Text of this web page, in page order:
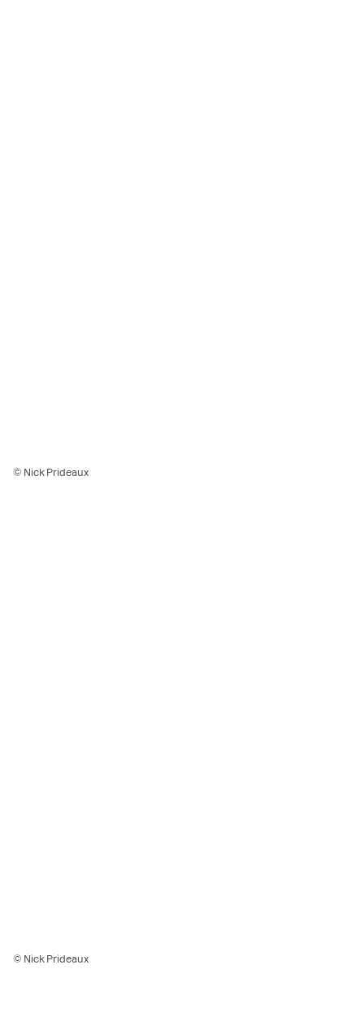
© Nick Prideaux
© Nick Prideaux